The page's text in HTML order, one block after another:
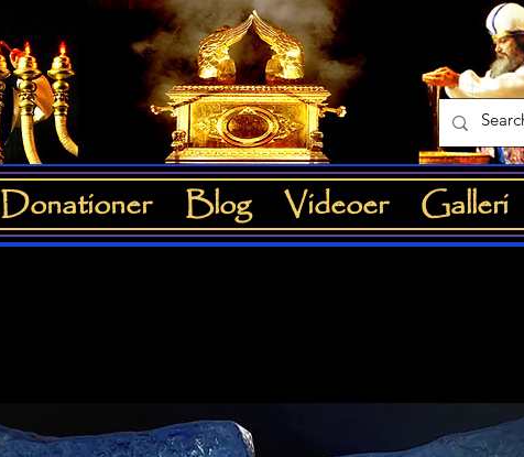
Donationer Blog Videoer Galleri